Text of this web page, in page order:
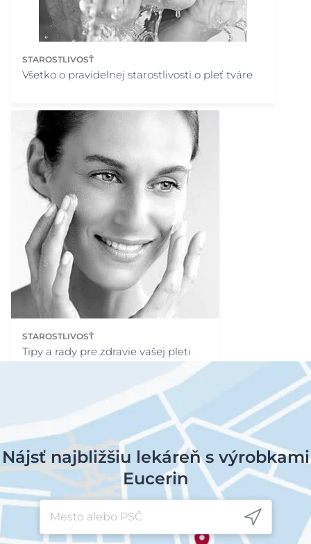
STAROSTLIVOSŤ
Všetko o pravidelnej starostlivosti o pleť tváre
STAROSTLIVOSŤ
Tipy a rady pre zdravie vašej pleti
Nájsť najbližšiu lekáreň s výrobkami
Eucerin